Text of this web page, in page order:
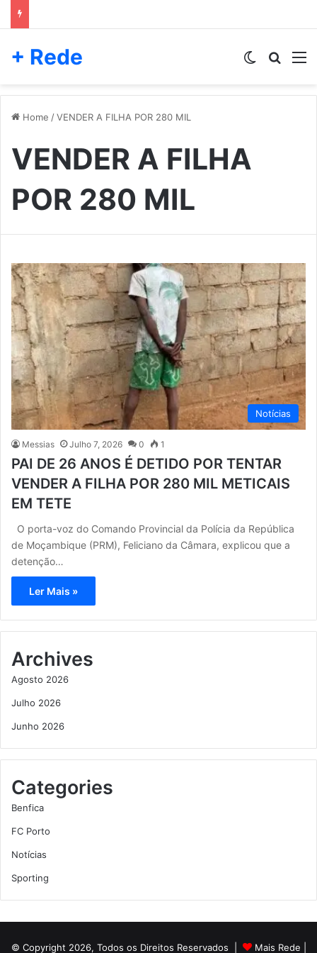
+ Rede Switch skin
Home /VENDER A FILHA POR 280 MIL
VENDER A FILHA
POR 280 MIL
Notícias
Messias Julho 7, 2026 0 1
PAI DE 26 ANOS É DETIDO POR TENTAR
VENDER A FILHA POR 280 MIL METICAIS
EM TETE
O porta-voz do Comando Provincial da Polícia da República
de Moçambique (PRM), Feliciano da Câmara, explicou que a
detenção…
Ler Mais »
Archives
Agosto 2026
Julho 2026
Junho 2026
Categories
Benfica
FC Porto
Notícias
Sporting
© Copyright 2026, Todos os Direitos Reservados | Mais Rede